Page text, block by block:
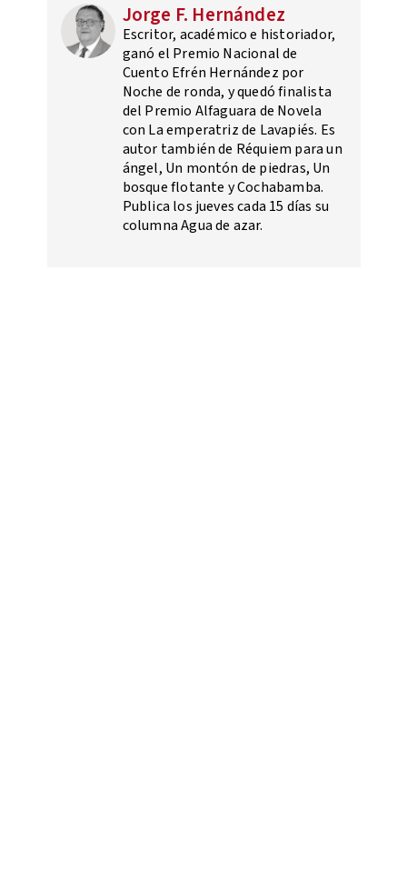
Jorge F. Hernández
Escritor, académico e historiador,
ganó el Premio Nacional de
Cuento Efrén Hernández por
Noche de ronda, y quedó finalista
del Premio Alfaguara de Novela
con La emperatriz de Lavapiés. Es
autor también de Réquiem para un
ángel, Un montón de piedras, Un
bosque flotante y Cochabamba.
Publica los jueves cada 15 días su
columna Agua de azar.